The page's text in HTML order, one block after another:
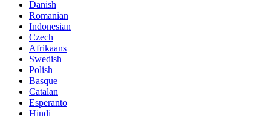
Danish
Romanian
Indonesian
Czech
Afrikaans
Swedish
Polish
Basque
Catalan
Esperanto
Hindi